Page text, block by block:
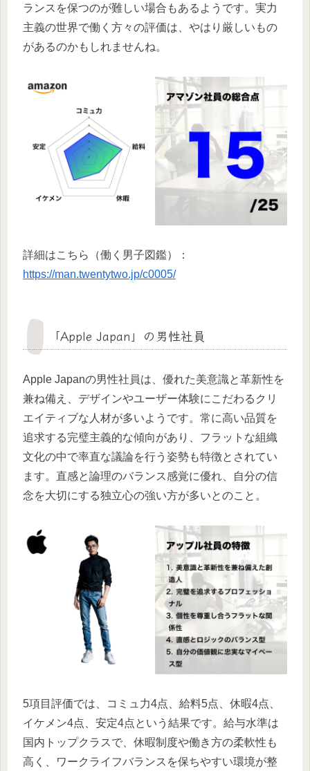
ランスを保つのが難しい場合もあるようです。実力
主義の世界で働く方々の評価は、やはり厳しいもの
があるのかもしれませんね。
詳細はこちら（働く男子図鑑）：
https://man.twentytwo.jp/c0005/
「Apple Japan」の男性社員
Apple Japanの男性社員は、優れた美意識と革新性を
兼ね備え、デザインやユーザー体験にこだわるクリ
エイティブな人材が多いようです。常に高い品質を
追求する完璧主義的な傾向があり、フラットな組織
文化の中で率直な議論を行う姿勢も特徴とされてい
ます。直感と論理のバランス感覚に優れ、自分の信
念を大切にする独立心の強い方が多いとのこと。
5項目評価では、コミュ力4点、給料5点、休暇4点、
イケメン4点、安定4点という結果です。給与水準は
国内トップクラスで、休暇制度や働き方の柔軟性も
高く、ワークライフバランスを保ちやすい環境が整